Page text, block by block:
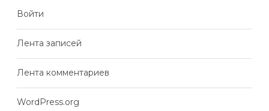
Войти
Лента записей
Лента комментариев
WordPress.org